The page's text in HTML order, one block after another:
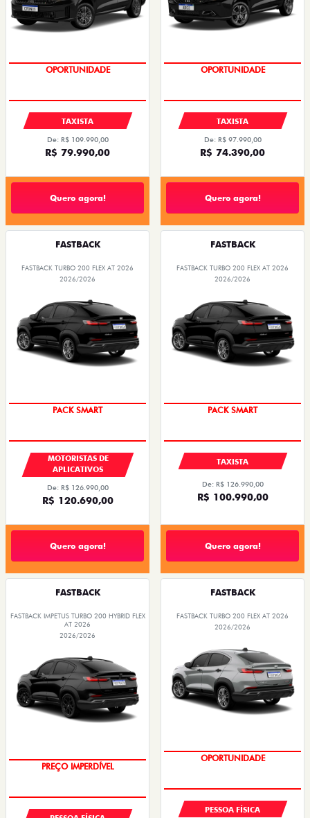
OPORTUNIDADE
TAXISTA
De: R$ 109.990,00
R$ 79.990,00
Quero agora!
OPORTUNIDADE
TAXISTA
De: R$ 97.990,00
R$ 74.390,00
Quero agora!
FASTBACK
FASTBACK TURBO 200 FLEX AT 2026
2026/2026
PACK SMART
MOTORISTAS DE
APLICATIVOS
De: R$ 126.990,00
R$ 120.690,00
Quero agora!
FASTBACK
FASTBACK TURBO 200 FLEX AT 2026
2026/2026
PACK SMART
TAXISTA
De: R$ 126.990,00
R$ 100.990,00
Quero agora!
FASTBACK
FASTBACK IMPETUS TURBO 200 HYBRID FLEX
AT 2026
2026/2026
OPORTUNIDADE
FASTBACK
FASTBACK TURBO 200 FLEX AT 2026
2026/2026
OPORTUNIDADE
PESSOA FÍSICA